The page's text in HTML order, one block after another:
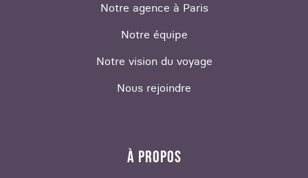
Notre agence à Paris
Notre équipe
Notre vision du voyage
Nous rejoindre
À PROPOS